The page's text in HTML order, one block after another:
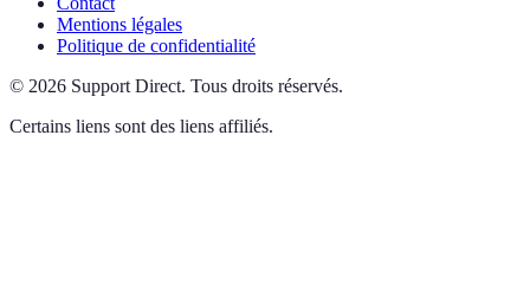
Mentions légales
Politique de confidentialité
© 2026 Support Direct. Tous droits réservés.
Certains liens sont des liens affiliés.